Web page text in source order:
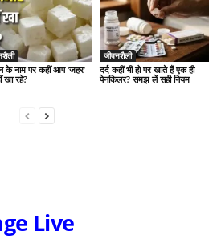
के नाम पर कहीं आप ‘जहर’
खा रहे?
जीवनशैली
दर्द कहीं भी हो पर खाते हैं एक ही
पेनकिलर? समझ लें सही नियम
Live